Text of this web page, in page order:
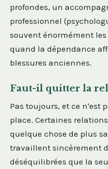
profondes, un
professionnel
souvent énormément
quand la dépendance
blessures anciennes.
Faut-il quitter la
Pas toujours, et ce n'est
place. Certaines
quelque chose de plus
travaillent sincèrement
déséquilibrées que la